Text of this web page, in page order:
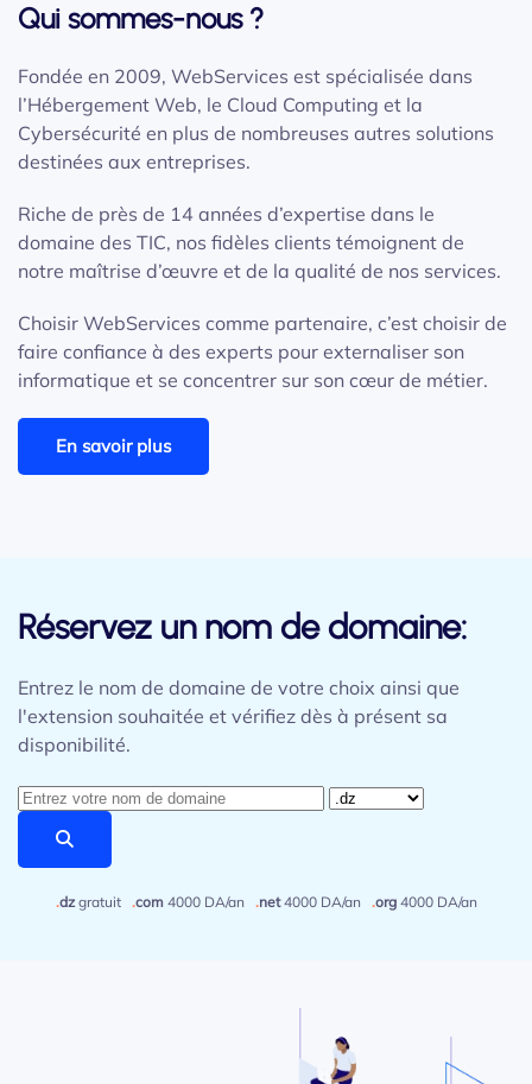
Qui sommes-nous ?
Fondée en 2009, WebServices est spécialisée dans
l’Hébergement Web, le Cloud Computing et la
Cybersécurité en plus de nombreuses autres solutions
destinées aux entreprises.
Riche de près de 14 années d’expertise dans le
domaine des TIC, nos fidèles clients témoignent de
notre maîtrise d’œuvre et de la qualité de nos services.
Choisir WebServices comme partenaire, c’est choisir de
faire confiance à des experts pour externaliser son
informatique et se concentrer sur son cœur de métier.
En savoir plus
Réservez un nom de domaine:
Entrez le nom de domaine de votre choix ainsi que
l'extension souhaitée et vérifiez dès à présent sa
disponibilité.
.dzgratuit .com4000 DA/an .net4000 DA/an .org4000 DA/an